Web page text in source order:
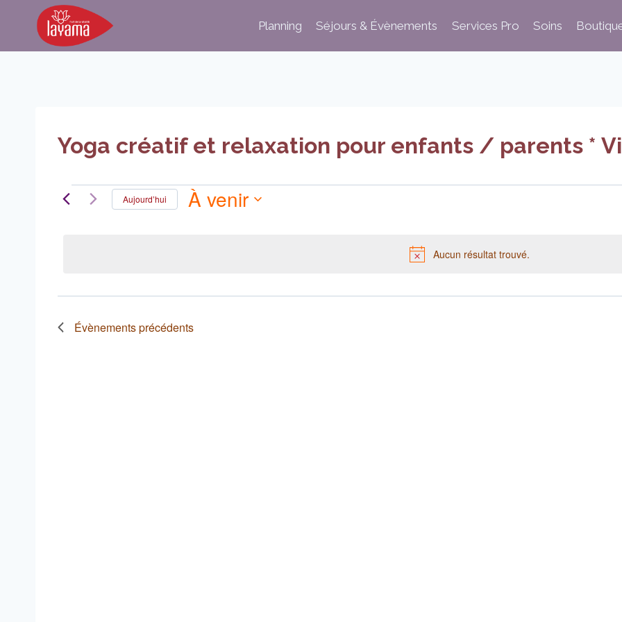
Planning Séjours & Évènements Services Pro Soins
Yoga créatif et relaxation pour enfants / parents *
Évènements
Notice
Aucun résultat trouvé.
Aujourd’hui À venir
Évènementsprécédents